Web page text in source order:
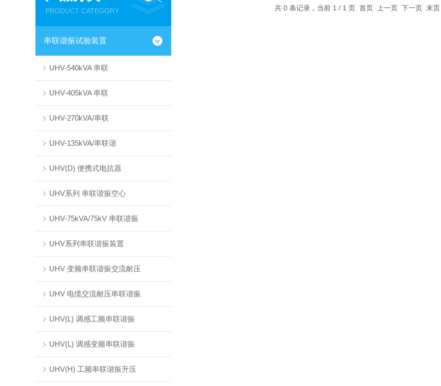
PRODUCT CATEGORY
串联谐振试验装置
UHV-540kVA 串联
UHV-405kVA 串联
UHV-270kVA/串联
UHV-135kVA/串联谐
UHV(D) 便携式电抗器
UHV系列 串联谐振空心
UHV-75kVA/75kV 串联谐振
UHV系列串联谐振装置
UHV 变频串联谐振交流耐压
UHV 电缆交流耐压串联谐振
UHV(L) 调感工频串联谐振
UHV(L) 调感变频串联谐振
UHV(H) 工频串联谐振升压
共 0 条记录，当前 1 / 1 页 首页 上一页 下一页 末